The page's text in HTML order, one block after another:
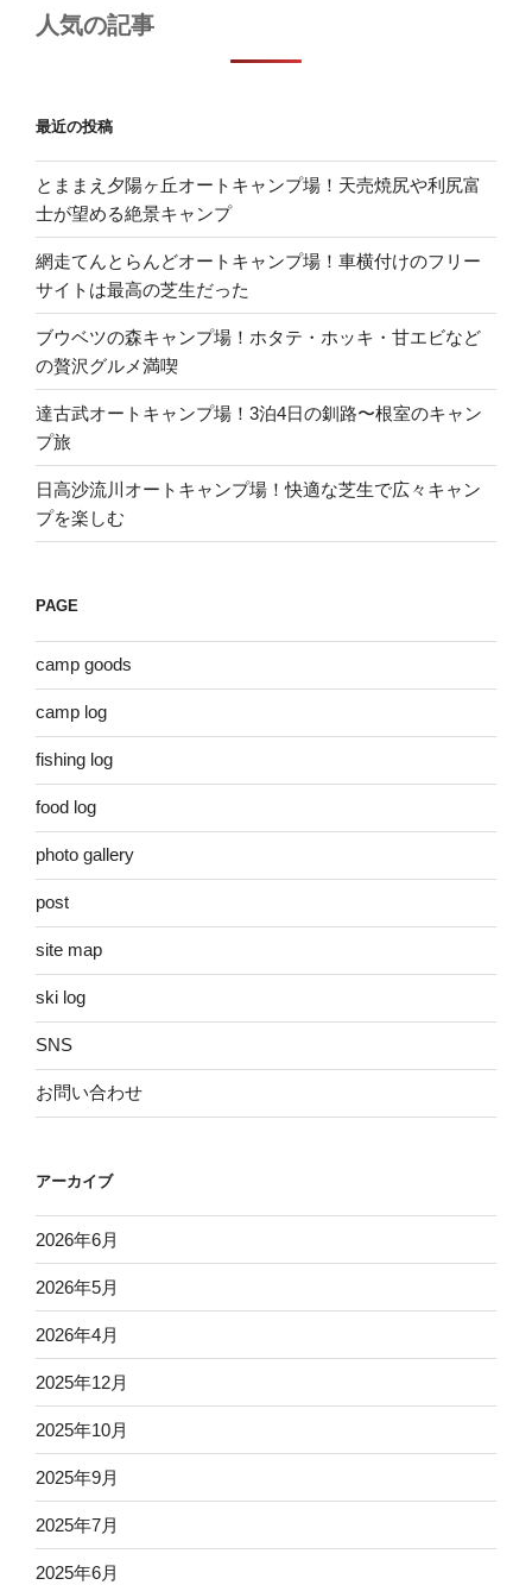
人気の記事
最近の投稿
とままえ夕陽ヶ丘オートキャンプ場！天売焼尻や利尻富
士が望める絶景キャンプ
網走てんとらんどオートキャンプ場！車横付けのフリー
サイトは最高の芝生だった
ブウベツの森キャンプ場！ホタテ・ホッキ・甘エビなど
の贅沢グルメ満喫
達古武オートキャンプ場！3泊4日の釧路〜根室のキャン
プ旅
日高沙流川オートキャンプ場！快適な芝生で広々キャン
プを楽しむ
PAGE
camp goods
camp log
fishing log
food log
photo gallery
post
site map
ski log
SNS
お問い合わせ
アーカイブ
2026年6月
2026年5月
2026年4月
2025年12月
2025年10月
2025年9月
2025年7月
2025年6月